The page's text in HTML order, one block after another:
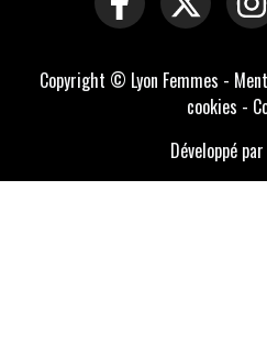
Copyright © Lyon Femmes -
cookies -
Développé